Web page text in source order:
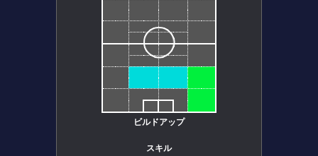
ビルドアップ
スキル